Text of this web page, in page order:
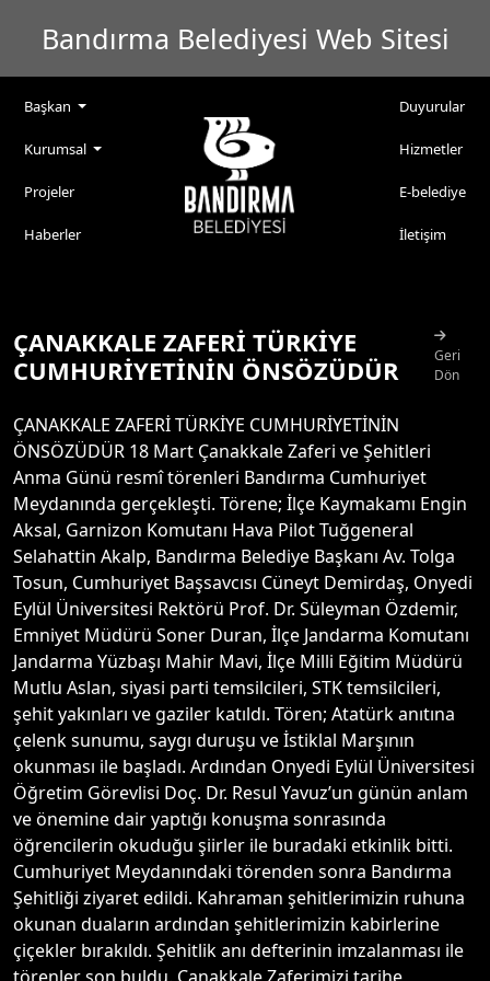
Bandırma Belediyesi Web Sitesi
Başkan
Kurumsal
Projeler
Haberler
Duyurular
Hizmetler
E-belediye
İletişim
ÇANAKKALE ZAFERİ TÜRKİYE
CUMHURİYETİNİN ÖNSÖZÜDÜR
Geri
Dön
ÇANAKKALE ZAFERİ TÜRKİYE CUMHURİYETİNİN
ÖNSÖZÜDÜR 18 Mart Çanakkale Zaferi ve Şehitleri
Anma Günü resmî törenleri Bandırma Cumhuriyet
Meydanında gerçekleşti. Törene; İlçe Kaymakamı Engin
Aksal, Garnizon Komutanı Hava Pilot Tuğgeneral
Selahattin Akalp, Bandırma Belediye Başkanı Av. Tolga
Tosun, Cumhuriyet Başsavcısı Cüneyt Demirdaş, Onyedi
Eylül Üniversitesi Rektörü Prof. Dr. Süleyman Özdemir,
Emniyet Müdürü Soner Duran, İlçe Jandarma Komutanı
Jandarma Yüzbaşı Mahir Mavi, İlçe Milli Eğitim Müdürü
Mutlu Aslan, siyasi parti temsilcileri, STK temsilcileri,
şehit yakınları ve gaziler katıldı. Tören; Atatürk anıtına
çelenk sunumu, saygı duruşu ve İstiklal Marşının
okunması ile başladı. Ardından Onyedi Eylül Üniversitesi
Öğretim Görevlisi Doç. Dr. Resul Yavuz’un günün anlam
ve önemine dair yaptığı konuşma sonrasında
öğrencilerin okuduğu şiirler ile buradaki etkinlik bitti.
Cumhuriyet Meydanındaki törenden sonra Bandırma
Şehitliği ziyaret edildi. Kahraman şehitlerimizin ruhuna
okunan duaların ardından şehitlerimizin kabirlerine
çiçekler bırakıldı. Şehitlik anı defterinin imzalanması ile